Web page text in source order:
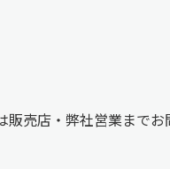
売店・弊社営業までお